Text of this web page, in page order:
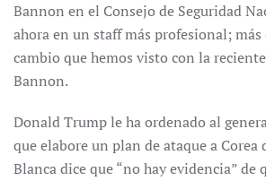
Bannon en el Consejo de Seguridad
ahora en un staff más profesional;
cambio que hemos visto con la
Bannon.
Donald Trump le ha ordenado al
que elabore un plan de ataque a Corea
Blanca dice que “no hay evidencia” de